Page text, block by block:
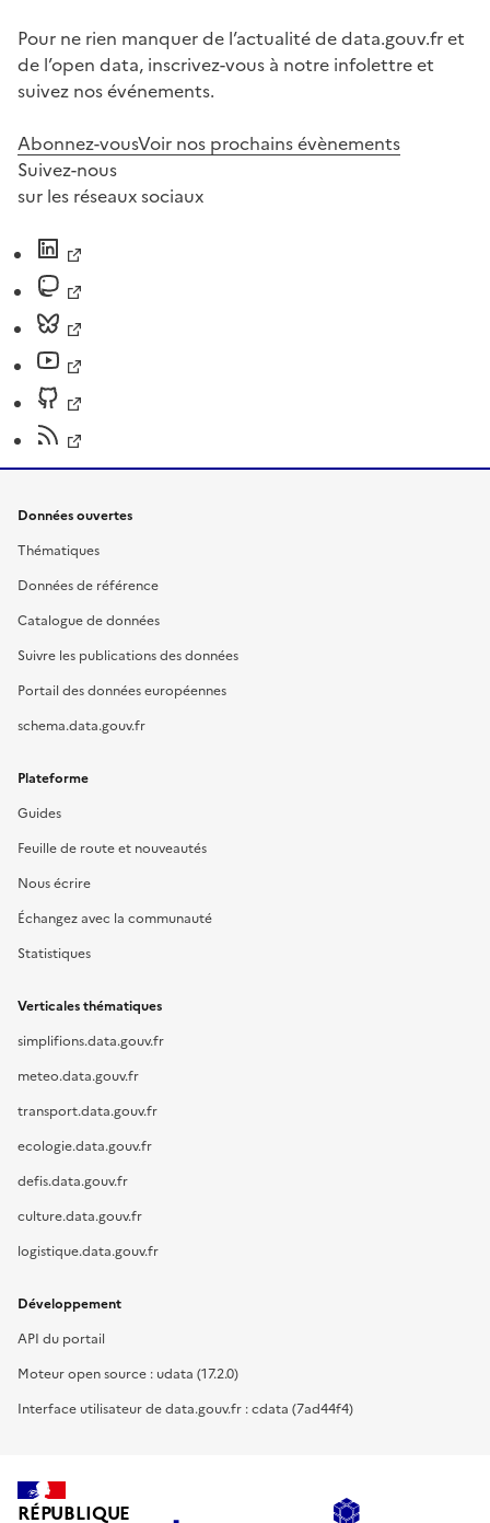
Pour ne rien manquer de l’actualité de data.gouv.fr et
de l’open data, inscrivez-vous à notre infolettre et
suivez nos événements.
Abonnez-vousVoir nos prochains évènements
Suivez-nous
sur les réseaux sociaux
Données ouvertes
Thématiques
Données de référence
Catalogue de données
Suivre les publications des données
Portail des données européennes
schema.data.gouv.fr
Plateforme
Guides
Feuille de route et nouveautés
Nous écrire
Échangez avec la communauté
Statistiques
Verticales thématiques
simplifions.data.gouv.fr
meteo.data.gouv.fr
transport.data.gouv.fr
ecologie.data.gouv.fr
defis.data.gouv.fr
culture.data.gouv.fr
logistique.data.gouv.fr
Développement
API du portail
Moteur open source : udata (17.2.0)
Interface utilisateur de data.gouv.fr : cdata (7ad44f4)
RÉPUBLIQUE